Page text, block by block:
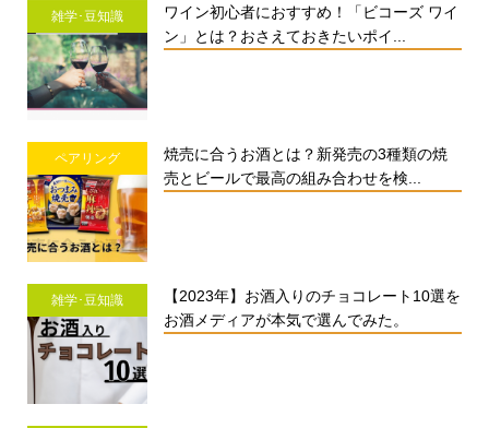
雑学･豆知識
ワイン初心者におすすめ！「ビコーズ ワイ
ン」とは？おさえておきたいポイ...
ペアリング
焼売に合うお酒とは？新発売の3種類の焼
売とビールで最高の組み合わせを検...
雑学･豆知識
【2023年】お酒入りのチョコレート10選を
お酒メディアが本気で選んでみた。